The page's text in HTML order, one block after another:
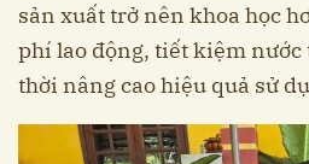
sản xuất trở nên khoa học
phí lao động, tiết kiệm
thời nâng cao hiệu quả sử